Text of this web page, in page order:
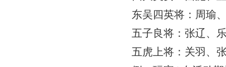
东吴四英将：周瑜
五子良将：张辽、
五虎上将：关羽、